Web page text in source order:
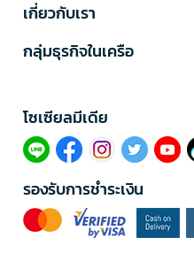
เกี่ยวกับเรา
กลุ่มธุรกิจในเครือ
โซเซียลมีเดีย​
รองรับการชำระเงิน